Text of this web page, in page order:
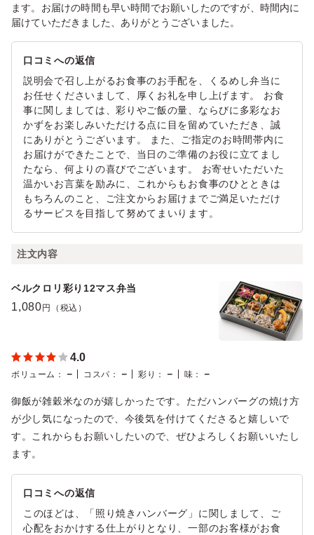
ます。お届けの時間も早い時間でお願いしたのですが、時間内に
届けていただきました、ありがとうございました。
口コミへの返信
説明会で召し上がるお食事のお手配を、くるめし弁当に
お任せくださいまして、厚くお礼を申し上げます。 お食
事に関しましては、彩りやご飯の量、ならびに多彩なお
かずをお楽しみいただける点に目を留めていただき、誠
にありがとうございます。 また、ご指定のお時間帯内に
お届けができたことで、当日のご準備のお役に立てまし
たなら、何よりの喜びでございます。 お寄せいただいた
温かいお言葉を励みに、これからもお食事のひとときは
もちろんのこと、ご注文からお届けまでご満足いただけ
るサービスを目指して努めてまいります。
注文内容
ベルクロリ彩り12マス弁当
1,080 円（税込）
4.0
ボリューム ： － コスパ ： － 彩り ： － 味 ： －
御飯が雑穀米なのが嬉しかったです。ただハンバーグの焼け方
が少し気になったので、今後気を付けてくださると嬉しいで
す。これからもお願いしたいので、ぜひよろしくお願いいたし
ます。
口コミへの返信
このほどは、「照り焼きハンバーグ」に関しまして、ご
心配をおかけする仕上がりとなり、一部のお客様がお食